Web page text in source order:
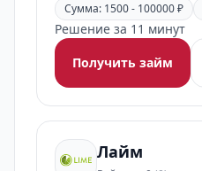
Сумма: 1500 - 100000 ₽
Решение за 11 минут
Получить займ
Лайм